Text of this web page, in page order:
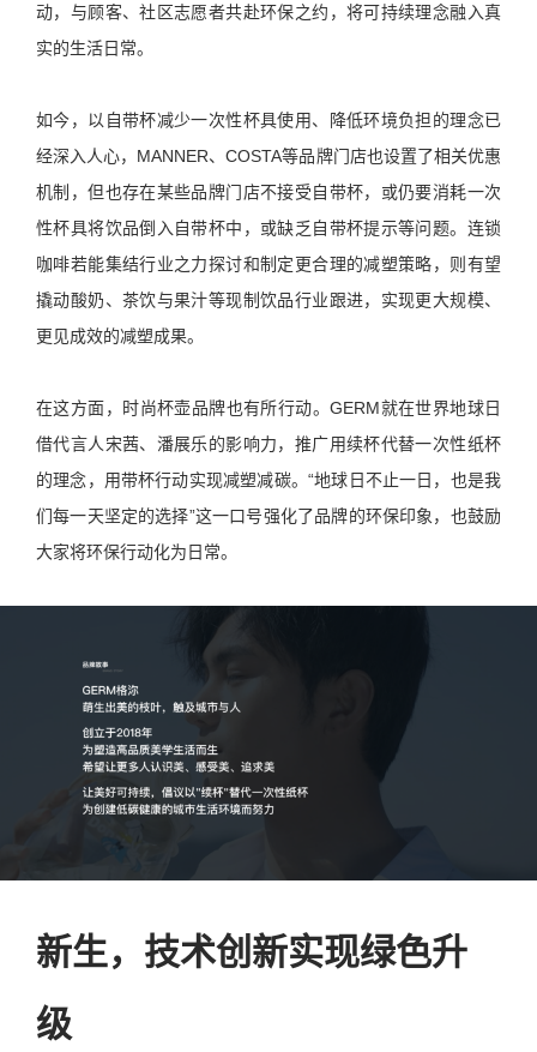
动，与顾客、社区志愿者共赴环保之约，将可持续理念融入真
实的生活日常。
如今，以自带杯减少一次性杯具使用、降低环境负担的理念已
经深入人心，MANNER、COSTA等品牌门店也设置了相关优惠
机制，但也存在某些品牌门店不接受自带杯，或仍要消耗一次
性杯具将饮品倒入自带杯中，或缺乏自带杯提示等问题。连锁
咖啡若能集结行业之力探讨和制定更合理的减塑策略，则有望
撬动酸奶、茶饮与果汁等现制饮品行业跟进，实现更大规模、
更见成效的减塑成果。
在这方面，时尚杯壶品牌也有所行动。GERM就在世界地球日
借代言人宋茜、潘展乐的影响力，推广用续杯代替一次性纸杯
的理念，用带杯行动实现减塑减碳。“地球日不止一日，也是我
们每一天坚定的选择”这一口号强化了品牌的环保印象，也鼓励
大家将环保行动化为日常。
新生，技术创新实现绿色升
级